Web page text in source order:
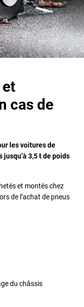
cas de
les voitures de
3,5 t de poids
et montés chez
de l’achat de pneus
du châssis